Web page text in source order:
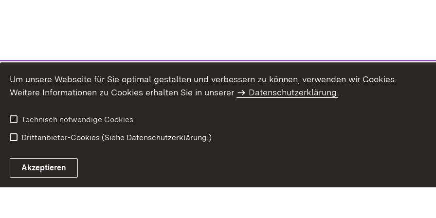
Um unsere Webseite für Sie optimal gestalten und verbessern zu können, verwenden wir Cookies.
Weitere Informationen zu Cookies erhalten Sie in unserer
Datenschutzerklärung.
Technisch notwendige Cookies
Drittanbieter-Cookies (Siehe Datenschutzerklärung.)
Akzeptieren